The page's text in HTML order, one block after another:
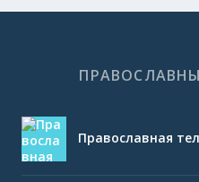
Православная